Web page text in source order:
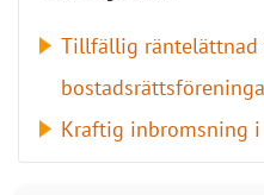
Tillfällig räntelättnad
bostadsrättsföreningar
Kraftig inbromsning i